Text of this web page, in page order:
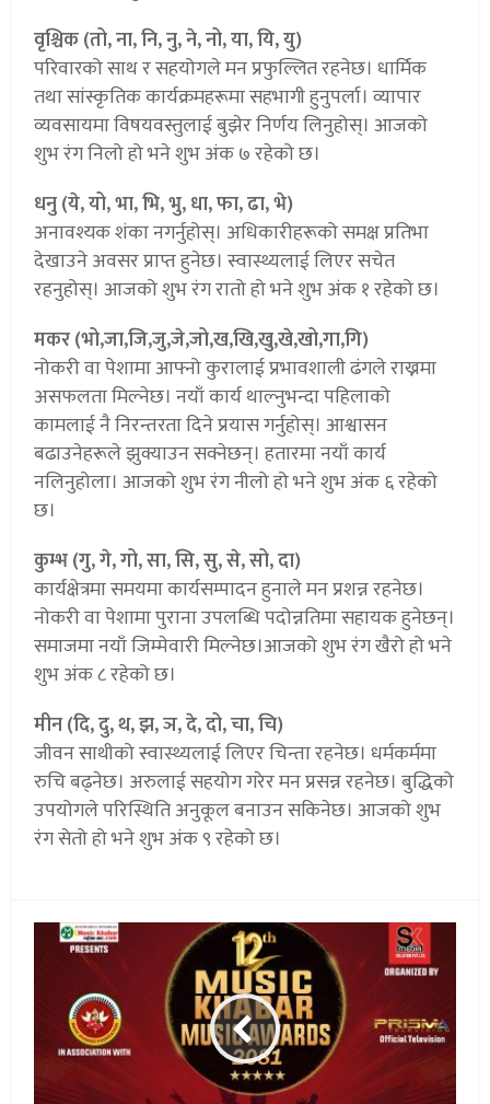
वृश्चिक (तो, ना, नि, नु, ने, नो, या, यि, यु)
परिवारको साथ र सहयोगले मन प्रफुल्लित रहनेछ। धार्मिक
तथा सांस्कृतिक कार्यक्रमहरूमा सहभागी हुनुपर्ला। व्यापार
व्यवसायमा विषयवस्तुलाई बुझेर निर्णय लिनुहोस्। आजको
शुभ रंग निलो हो भने शुभ अंक ७ रहेको छ।
धनु (ये, यो, भा, भि, भु, धा, फा, ढा, भे)
अनावश्यक शंका नगर्नुहोस्। अधिकारीहरूको समक्ष प्रतिभा
देखाउने अवसर प्राप्त हुनेछ। स्वास्थ्यलाई लिएर सचेत
रहनुहोस्। आजको शुभ रंग रातो हो भने शुभ अंक १ रहेको छ।
मकर (भो,जा,जि,जु,जे,जो,ख,खि,खु,खे,खो,गा,गि)
नोकरी वा पेशामा आफ्नो कुरालाई प्रभावशाली ढंगले राख्नमा
असफलता मिल्नेछ। नयाँ कार्य थाल्नुभन्दा पहिलाको
कामलाई नै निरन्तरता दिने प्रयास गर्नुहोस्। आश्वासन
बढाउनेहरूले झुक्याउन सक्नेछन्। हतारमा नयाँ कार्य
नलिनुहोला। आजको शुभ रंग नीलो हो भने शुभ अंक ६ रहेको
छ।
कुम्भ (गु, गे, गो, सा, सि, सु, से, सो, दा)
कार्यक्षेत्रमा समयमा कार्यसम्पादन हुनाले मन प्रशन्न रहनेछ।
नोकरी वा पेशामा पुराना उपलब्धि पदोन्नतिमा सहायक हुनेछन्।
समाजमा नयाँ जिम्मेवारी मिल्नेछ।आजको शुभ रंग खैरो हो भने
शुभ अंक ८ रहेको छ।
मीन (दि, दु, थ, झ, ञ, दे, दो, चा, चि)
जीवन साथीको स्वास्थ्यलाई लिएर चिन्ता रहनेछ। धर्मकर्ममा
रुचि बढ्नेछ। अरुलाई सहयोग गरेर मन प्रसन्न रहनेछ। बुद्धिको
उपयोगले परिस्थिति अनुकूल बनाउन सकिनेछ। आजको शुभ
रंग सेतो हो भने शुभ अंक ९ रहेको छ।